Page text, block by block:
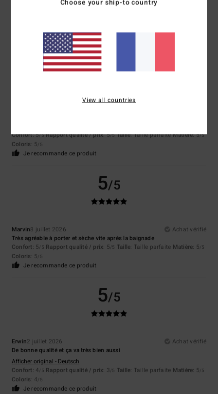
Je recommande ce produit
5 /5
Confort: 5/5 Rapport qualité / prix: 5/5 Taille: Taille parfaiteMatière: 5/5
Coloris: 5/5
Je recommande ce produit
5/5
Marvin8 juillet 2026
Achat vérifié
Très agréable à porter et sèche vite après la baignade
Confort: 5/5 Rapport qualité / prix: 5/5 Taille: Taille parfaite Matière: 5/5
Coloris: 5/5
Je recommande ce produit
5/5
Erwin2 juillet 2026
Achat vérifié
De bonne qualité et ça va très bien aussi
Afficher original - Deutsch
Confort: 4/5 Rapport qualité / prix: 3/5 Taille: Taille parfaite Matière: 5/5
Coloris: 4/5
Je recommande ce produit
Choose your ship-to country
View all countries